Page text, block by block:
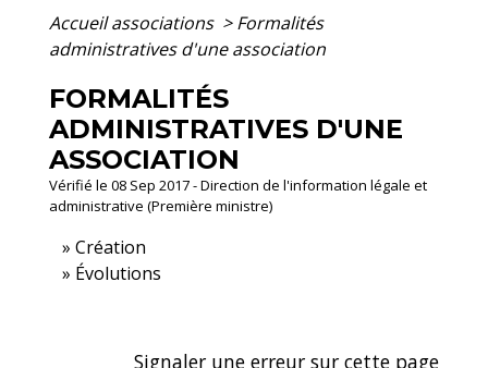
Accueil associations > Formalités
administratives d'une association
FORMALITÉS
ADMINISTRATIVES D'UNE
ASSOCIATION
Vérifié le 08 Sep 2017 - Direction de l'information légale et
administrative (Première ministre)
Création
Évolutions
Signaler une erreur sur cette page